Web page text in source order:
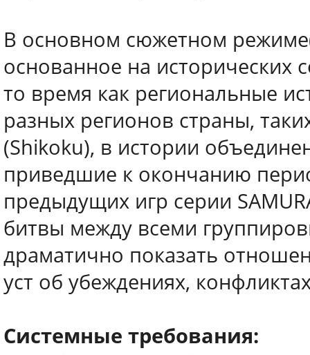
В основном сюжетном
основанное на исторических
то время как региональные
разных регионов страны,
(Shikoku), в истории
приведшие к окончанию
предыдущих игр серии
битвы между всеми
драматично показать
уст об убеждениях,
Системные требования: